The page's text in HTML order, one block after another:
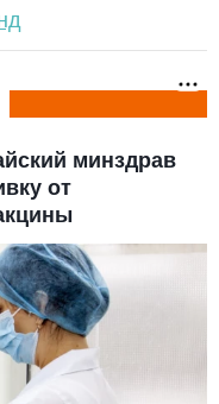
минздрав
от